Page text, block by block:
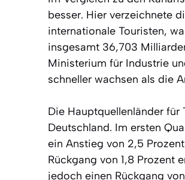
besser. Hier verzeichnete
internationale Touristen,
insgesamt 36,703
Ministerium für Industrie
schneller wachsen als die
Die Hauptquellenländer für
Deutschland. Im ersten
ein Anstieg von 2,5
Rückgang von 1,8 Prozent
jedoch einen Rückgang